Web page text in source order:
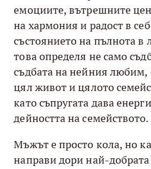
емоциите, вътрешните
на хармония и радост в
състоянието на пълнота в
това определя не само
съдбата на нейния
цял живот и цялото
като съпругата дава
дейността на семейството.
Мъжът е просто кола, но
направи дори най-добрата